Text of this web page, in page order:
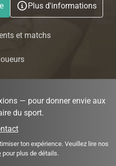
Plus d'informations
et matchs
— pour donner envie aux
du sport.
ton expérience. Veuillez lire nos
pour plus de détails.